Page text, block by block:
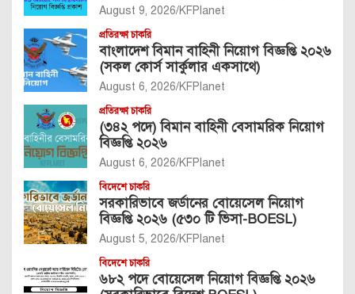
August 9, 2026 KFPlanet
প্রতিরক্ষা চাকরি
বাংলাদেশ বিমান বাহিনী নিয়োগ বিজ্ঞপ্তি ২০২৬
(সকল কোর্স সার্কুলার একসাথে)
August 6, 2026 KFPlanet
প্রতিরক্ষা চাকরি
(৩৪২ পদে) বিমান বাহিনী বেসামরিক নিয়োগ
বিজ্ঞপ্তি ২০২৬
August 6, 2026 KFPlanet
বিদেশে চাকরি
সরকারিভাবে জর্ডানের বোয়েসেল নিয়োগ
বিজ্ঞপ্তি ২০২৬ (৫৩০ টি ভিসা-BOESL)
August 5, 2026 KFPlanet
বিদেশে চাকরি
৬৮২ পদে বোয়েসেল নিয়োগ বিজ্ঞপ্তি ২০২৬